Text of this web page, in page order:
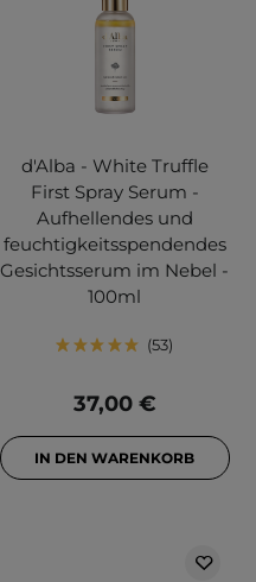
d'Alba - White Truffle
First Spray Serum -
Aufhellendes und
feuchtigkeitsspendendes
Gesichtsserum im Nebel -
100ml
53
37,00 €
IN DEN WARENKORB